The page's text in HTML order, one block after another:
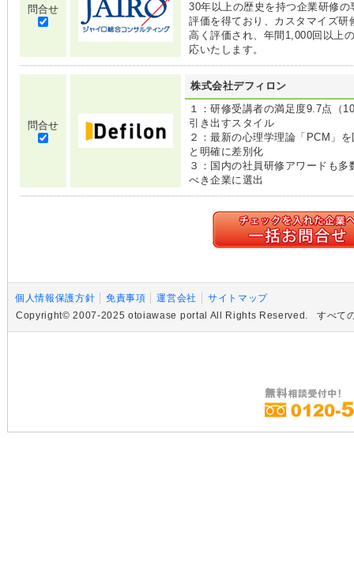
問合せ
30年以上の歴史を持つ企業研修
評価を得ており、カスタマイズ
高く評価され、年間1,000回以上
応いたします。
問合せ
株式会社デフィロン
１：研修受講者の満足度9.7点（
引き出すスタイル
２：最新の心理学理論「PCM」
と明確に差別化
３：国内の社員研修アワードも
べき企業に選出
個人情報保護方針 免責事項 運営会社
サイトマップ
Copyright© 2007-2025 otoiawase portal All Rights Reserved. すべての